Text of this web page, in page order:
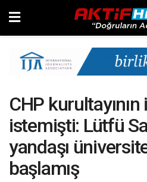
CHP
istemişti: Lütfü
yandaşı
başlamış